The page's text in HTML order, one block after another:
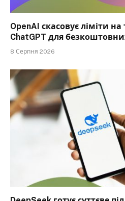
OpenAI скасовує ліміти на
ChatGPT для
8 Серпня 2026